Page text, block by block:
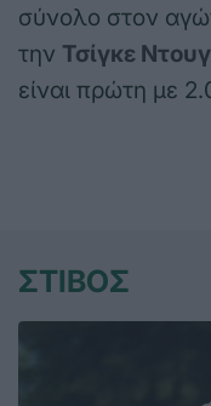
σύνολο στον
την Τσίγκε
είναι πρώτη με
ΣΤΙΒΟΣ